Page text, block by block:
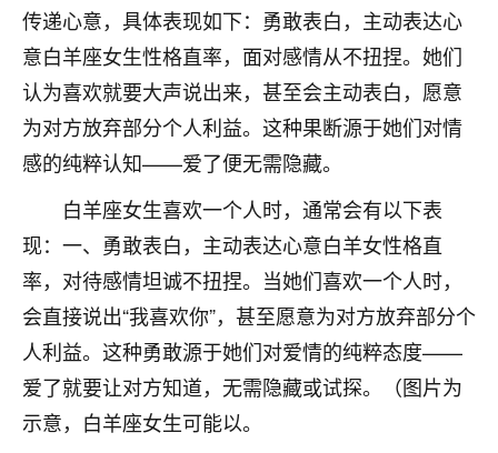
传递心意，具体表现如下：勇敢表白，主动表达心
意白羊座女生性格直率，面对感情从不扭捏。她们
认为喜欢就要大声说出来，甚至会主动表白，愿意
为对方放弃部分个人利益。这种果断源于她们对情
感的纯粹认知——爱了便无需隐藏。
白羊座女生喜欢一个人时，通常会有以下表
现：一、勇敢表白，主动表达心意白羊女性格直
率，对待感情坦诚不扭捏。当她们喜欢一个人时，
会直接说出“我喜欢你”，甚至愿意为对方放弃部分个
人利益。这种勇敢源于她们对爱情的纯粹态度——
爱了就要让对方知道，无需隐藏或试探。（图片为
示意，白羊座女生可能以。
1天前 来自四川 9
金白水清
我也想找老师看看，有没有人给个联系方式的啊？
鹿森：慧来老师微信：gjsy0624
1天前 来自江西 12
青春168
我也想要，我也想要！
2天前 来自山西 15
Jessica李
老师做不做超度法事？我想给我奶奶做超度，她今年
刚去世了。